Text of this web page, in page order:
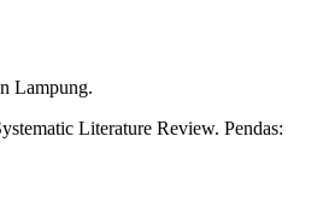
Lampung.
Literature Review. Pendas: